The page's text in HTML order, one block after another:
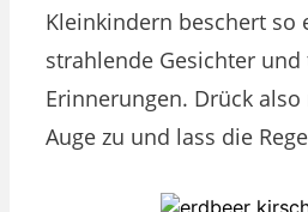
Kleinkindern beschert so
strahlende Gesichter
Erinnerungen. Drück
Auge zu und lass die